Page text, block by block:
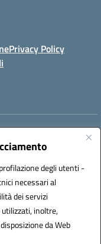
degli utenti -
necessari al
dei servizi
inoltre,
da Web
Privacy Policy
istsc_saic857007